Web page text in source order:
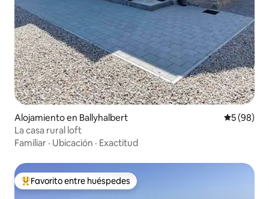
Alojamiento en Ballyhalbert
5 (98)
La casa rural loft
Familiar · Ubicación · Exactitud
Favorito entre huéspedes preferido
Favorito entre huéspedes